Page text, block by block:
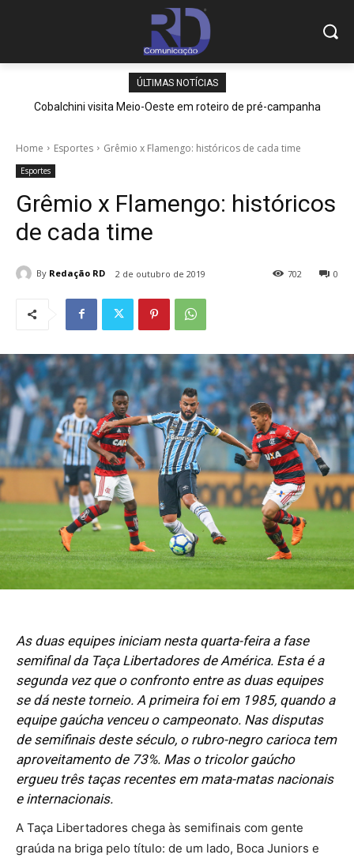
ÚLTIMAS NOTÍCIAS
Cobalchini visita Meio-Oeste em roteiro de pré-campanha
Home Esportes Grêmio x Flamengo: históricos de cada time
Esportes
Grêmio x Flamengo: históricos
de cada time
By Redação RD 2 de outubro de 2019 0
702
As duas equipes iniciam nesta quarta-feira a fase
semifinal da Taça Libertadores de América. Esta é a
segunda vez que o confronto entre as duas equipes
se dá neste torneio. A primeira foi em 1985, quando a
equipe gaúcha venceu o campeonato. Nas disputas
de semifinais deste século, o rubro-negro carioca tem
aproveitamento de 73%. Mas o tricolor gaúcho
ergueu três taças recentes em mata-matas nacionais
e internacionais.
A Taça Libertadores chega às semifinais com gente
graúda na briga pelo título: de um lado, Boca Juniors e